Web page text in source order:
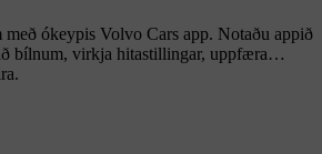
með ókeypis Volvo Cars app. Notaðu appið
bílnum, virkja hitastillingar, uppfæra